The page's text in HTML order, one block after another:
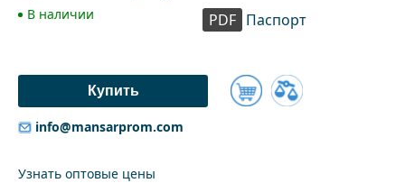
В наличии PDF Паспорт
Купить
info@mansarprom.com
Узнать оптовые цены